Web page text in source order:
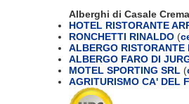
Alberghi di Casale
HOTEL RISTORANTE
RONCHETTI RINALDO (
ALBERGO RISTORANTE
ALBERGO FARO DI
MOTEL SPORTING SRL (
AGRITURISMO CA' DEL